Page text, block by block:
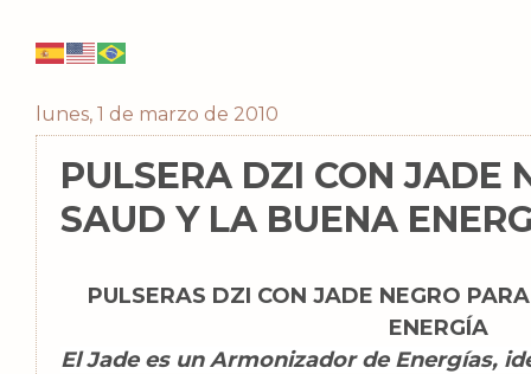
lunes, 1 de marzo de 2010
PULSERA DZI CON JADE
SAUD Y LA BUENA
PULSERAS DZI CON JADE NEGRO
ENERGÍA
El Jade es un Armonizador de Energías,